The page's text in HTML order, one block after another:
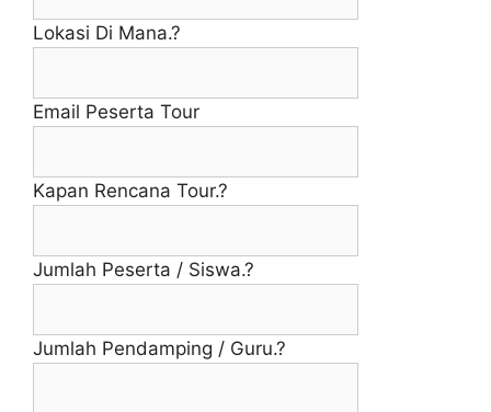
Lokasi Di Mana.?
Email Peserta Tour
Kapan Rencana Tour.?
Jumlah Peserta / Siswa.?
Jumlah Pendamping / Guru.?